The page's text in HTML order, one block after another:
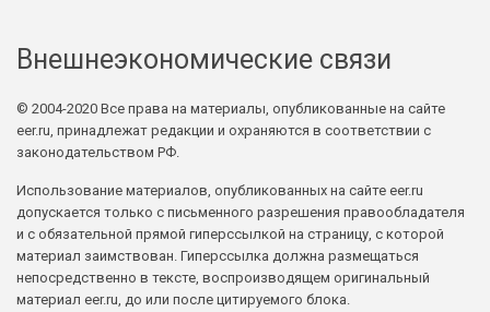
Внешнеэкономические связи
© 2004-2020 Все права на материалы, опубликованные на сайте
eer.ru, принадлежат редакции и охраняются в соответствии с
законодательством РФ.
Использование материалов, опубликованных на сайте eer.ru
допускается только с письменного разрешения правообладателя
и с обязательной прямой гиперссылкой на страницу, с которой
материал заимствован. Гиперссылка должна размещаться
непосредственно в тексте, воспроизводящем оригинальный
материал eer.ru, до или после цитируемого блока.